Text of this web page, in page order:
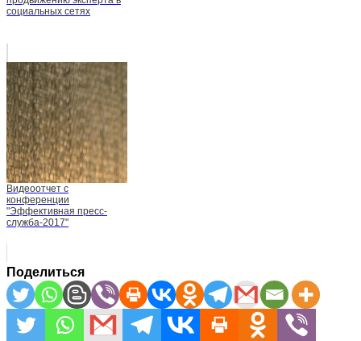
социальных сетях
Видеоотчет с
конференции
"Эффективная пресс-
служба-2017"
Поделиться